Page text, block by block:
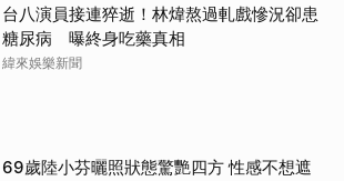
台八演員接連猝逝！林煒熬過軋戲慘況卻患
糖尿病 曝終身吃藥真相
緯來娛樂新聞
69歲陸小芬曬照狀態驚艷四方 性感不想遮